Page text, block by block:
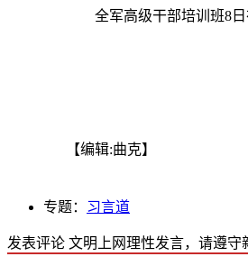
全军高级干部培训班8日
【编辑:曲克】
专题： 习言道
发表评论 文明上网理性发言，请遵守